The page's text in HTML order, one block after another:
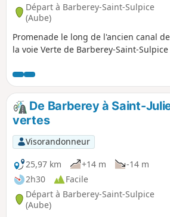
Départ à Barberey-Saint-Sulpice
(Aube)
Promenade le long de l'ancien canal
la voie Verte de Barberey-Saint-
De Barberey à Saint-
vertes
Visorandonneur
25,97 km
+14 m
-14 m
2h30
Facile
Départ à Barberey-Saint-Sulpice
(Aube)